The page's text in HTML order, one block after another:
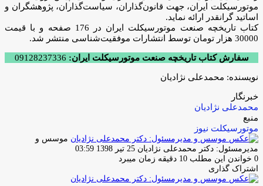
موتورسیکلت ایران، جهت قانون‌گذاران، سیاست‌گذاران، پژوهشگران و
اساتید گرانقدر ارائه نماید.
کتاب تاریخچه صنعت موتورسیکلت ایران در 176 صفحه و با قیمت
30000 هزار تومان توسط انتشارات موفقیت‌شناسی منتشر شد.
سفارش کتاب تاریخچه صنعت موتورسیکلت ایران:
نویسنده: محمدعلی نژادیان
خبرنگار
محمدعلی نژادیان
منبع
موتورسیکلت نیوز
موسس و
مدیرمسئول: دکتر محمدعلی نژادیان ارسال
ایمیل
25 تیر 1398 03:59
0 خواندن این مطلب 10 دقیقه زمان میبرد
اشتراک گذاری
فیس
توئیتر
لینکدین
واتس
تلگرام
اشتراک
چاپ